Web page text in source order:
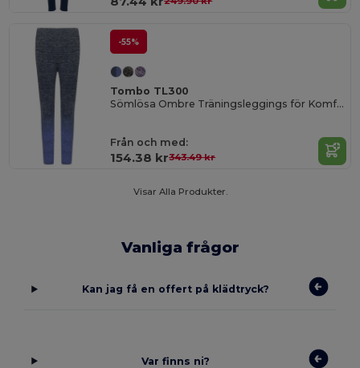
-55%
Tombo TL300
Sömlösa Ombre Träningsleggings för Komfort
Från och med:
154.38 kr343.49 kr
Visar Alla Produkter.
Vanliga frågor
Kan jag få en offert på klädtryck?
Var finns ni?